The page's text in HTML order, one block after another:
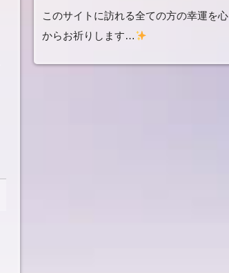
このサイトに訪れる全ての方の幸運を心
からお祈りします…